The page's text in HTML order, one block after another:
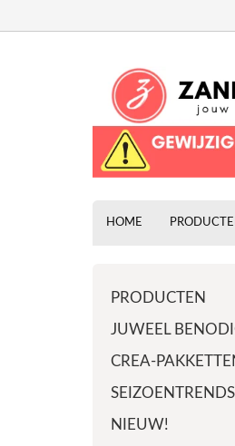
HOME
PRODUCTEN
JUWEEL
CREA-
SEIZOENTRENDS
NIEUW!